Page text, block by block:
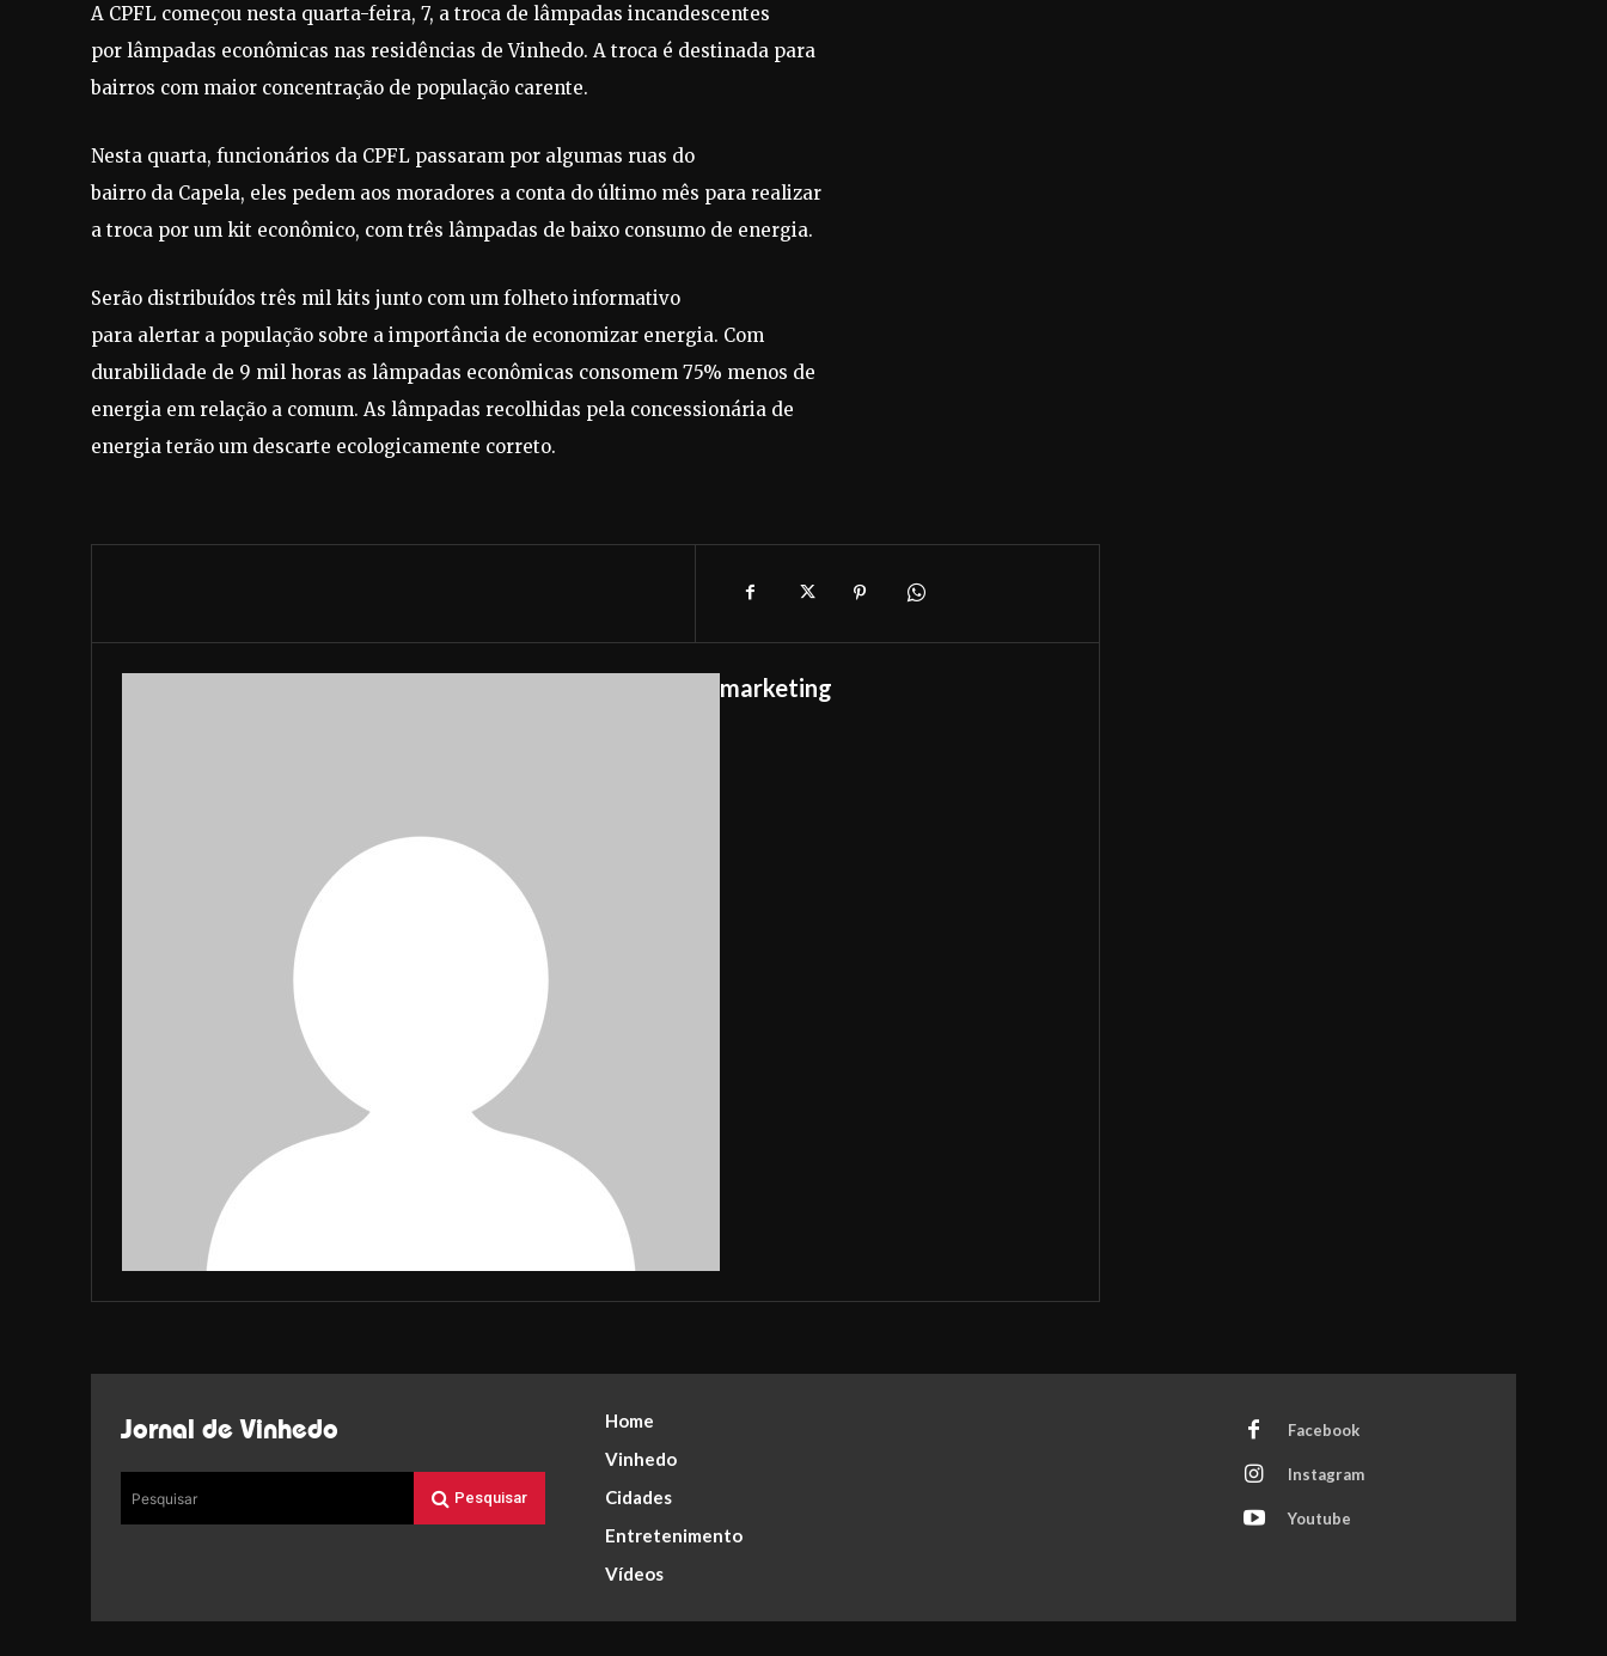
A CPFL começou nesta quarta-feira, 7, a troca de lâmpadas incandescentes
por lâmpadas econômicas nas residências de Vinhedo. A troca é destinada para
bairros com maior concentração de população carente.
Nesta quarta, funcionários da CPFL passaram por algumas ruas do
bairro da Capela, eles pedem aos moradores a conta do último mês para realizar
a troca por um kit econômico, com três lâmpadas de baixo consumo de energia.
Serão distribuídos três mil kits junto com um folheto informativo
para alertar a população sobre a importância de economizar energia. Com
durabilidade de 9 mil horas as lâmpadas econômicas consomem 75% menos de
energia em relação a comum. As lâmpadas recolhidas pela concessionária de
energia terão um descarte ecologicamente correto.
marketing
Jornal de Vinhedo
Pesquisar Pesquisar
Home
Vinhedo
Cidades
Entretenimento
Vídeos
Facebook
Instagram
Youtube